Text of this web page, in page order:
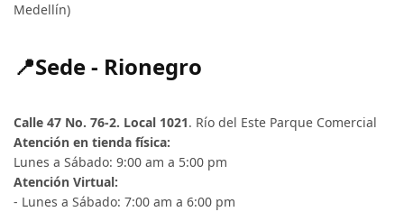
Medellín)
📍Sede - Rionegro
Calle 47 No. 76-2. Local 1021. Río del Este Parque Comercial
Atención en tienda física:
Lunes a Sábado: 9:00 am a 5:00 pm
Atención Virtual:
- Lunes a Sábado: 7:00 am a 6:00 pm